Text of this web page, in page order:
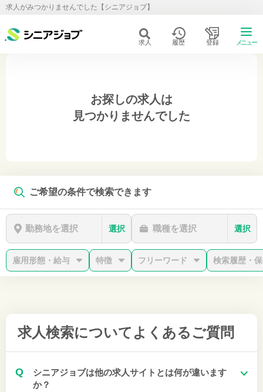
求人がみつかりませんでした【シニアジョブ】
求人 履歴 登録 メニュー
お探しの求人は
見つかりませんでした
ご希望の条件で検索できます
勤務地を選択 選択 職種を選択 選択
雇用形態・給与 特徴 フリーワード 検索履歴・
求人検索について よくあるご質問
Q
シニアジョブは他の求人サイトとは何が違います
か？